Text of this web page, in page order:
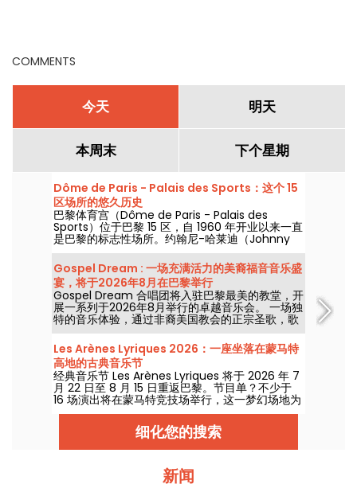
COMMENTS
今天 明天
本周末 下个星期
Dôme de Paris - Palais des Sports：这个 15
区场所的悠久历史
巴黎体育宫（Dôme de Paris - Palais des
Sports）位于巴黎 15 区，自 1960 年开业以来一直
是巴黎的标志性场所。约翰尼-哈莱迪（Johnny
Hallyday）、雷-查尔斯（Ray Charles）、滚石
乐队（The Rolling Stones）和披头士乐队（The
Beatles）都曾在此举办过音乐会！
Gospel Dream : 一场充满活力的美裔福音音乐盛
宴，将于2026年8月在巴黎举行
Gospel Dream 合唱团将入驻巴黎最美的教堂，开
展一系列于2026年8月举行的卓越音乐会。 一场独
特的音乐体验，通过非裔美国教会的正宗圣歌，歌
颂希望、团结与韧性。
Les Arènes Lyriques 2026：一座坐落在蒙马特
高地的古典音乐节
经典音乐节 Les Arènes Lyriques 将于 2026 年 7
月 22 日至 8 月 15 日重返巴黎。节目单？不少于
16 场演出将在蒙马特竞技场举行，这一梦幻场地为
聆听经典乐章提供了理想背景。
细化您的搜索
新闻